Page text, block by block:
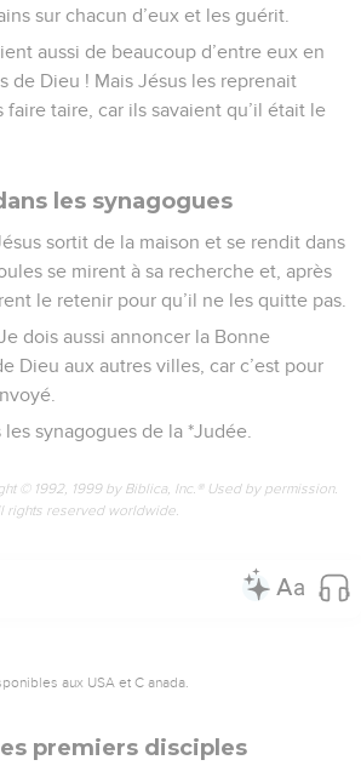
sur chacun d’eux et les guérit.
aussi de beaucoup d’entre eux en
de Dieu ! Mais Jésus les reprenait
taire, car ils savaient qu’il était le
les synagogues
sortit de la maison et se rendit dans
se mirent à sa recherche et, après
le retenir pour qu’il ne les quitte pas.
dois aussi annoncer la Bonne
Dieu aux autres villes, car c’est pour
synagogues de la *Judée.
© 1992, 1999 by Biblica, Inc.® Used by permission.
rights reserved worldwide.
aux USA et C anada.
premiers disciples